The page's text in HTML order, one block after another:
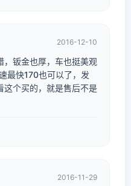
2016-12-10
，钣金也厚，车也挺美观
最快170也可以了，发
这个买的，就是售后不是
2016-11-29